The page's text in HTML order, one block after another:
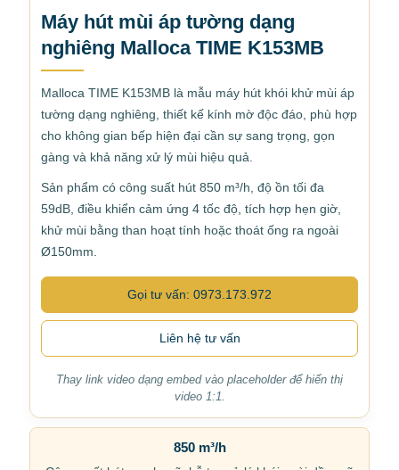
Máy hút mùi áp tường dạng
nghiêng Malloca TIME K153MB
Malloca TIME K153MB là mẫu máy hút khói khử mùi áp
tường dạng nghiêng, thiết kế kính mờ độc đáo, phù hợp
cho không gian bếp hiện đại cần sự sang trọng, gọn
gàng và khả năng xử lý mùi hiệu quả.
Sản phẩm có công suất hút 850 m³/h, độ ồn tối đa
59dB, điều khiển cảm ứng 4 tốc độ, tích hợp hẹn giờ,
khử mùi bằng than hoạt tính hoặc thoát ống ra ngoài
Ø150mm.
Gọi tư vấn: 0973.173.972
Liên hệ tư vấn
Thay link video dạng embed vào placeholder để hiển thị
video 1:1.
850 m³/h